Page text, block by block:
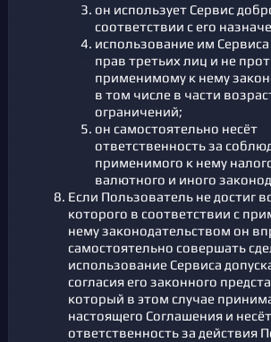
он использует Сервис
соответствии с его
использование им
прав третьих лиц и не
применимому к нему
в том числе в части
ограничений;
он самостоятельно несёт
ответственность за
применимого к нему
валютного и иного
Если Пользователь не достиг
которого в соответствии с
нему законодательством он
самостоятельно совершать
использование Сервиса
согласия его законного
который в этом случае
настоящего Соглашения и несёт
ответственность за действия